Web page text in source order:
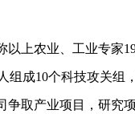
上农业、工业专家
组成10个科技攻关组
争取产业项目，研究